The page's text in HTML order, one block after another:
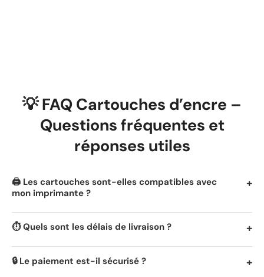
💡 FAQ Cartouches d’encre –
Questions fréquentes et
réponses utiles
🖨️ Les cartouches sont-elles compatibles avec
mon imprimante ?
⏱️ Quels sont les délais de livraison ?
🔒 Le paiement est-il sécurisé ?